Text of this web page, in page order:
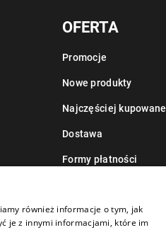
OFERTA
Promocje
Nowe produkty
Najczęściej kupowane
Dostawa
Formy płatności
również informacje o tym, jak
je z innymi informacjami, które im